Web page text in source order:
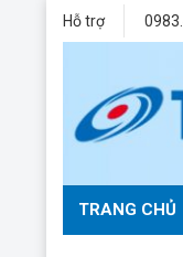
Hỗ trợ
TRANG CHỦ